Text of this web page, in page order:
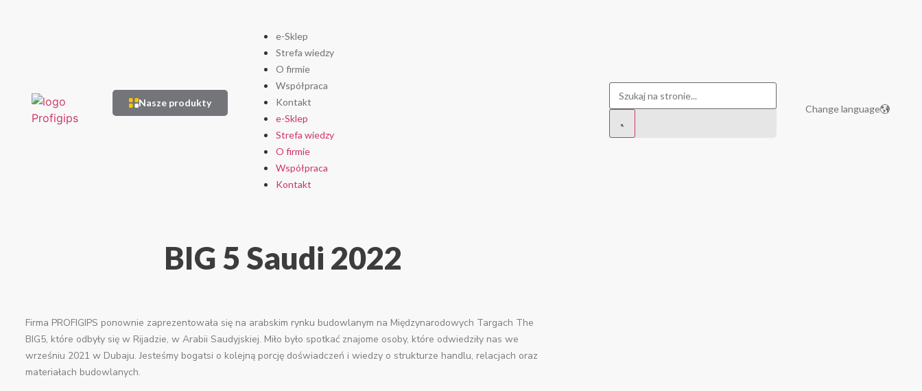
Nasze produkty
e-Sklep
Strefa wiedzy
O firmie
Współpraca
Kontakt
e-Sklep
Strefa wiedzy
O firmie
Współpraca
Kontakt
Change language
BIG 5 Saudi 2022
Firma PROFIGIPS ponownie zaprezentowała się na arabskim rynku budowlanym na Międzynarodowych Targach The
BIG5, które odbyły się w Rijadzie, w Arabii Saudyjskiej. Miło było spotkać znajome osoby, które odwiedziły nas we
wrześniu 2021 w Dubaju. Jesteśmy bogatsi o kolejną porcję doświadczeń i wiedzy o strukturze handlu, relacjach oraz
materiałach budowlanych.